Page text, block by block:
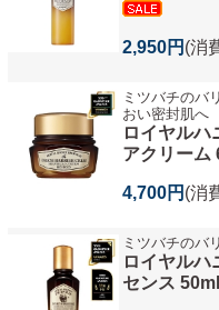
2,950円 (消
ミツバチのバ
おい密封肌へ
ロイヤルハ
アクリーム
4,700円 (消
ミツバチのバ
ロイヤルハ
センス